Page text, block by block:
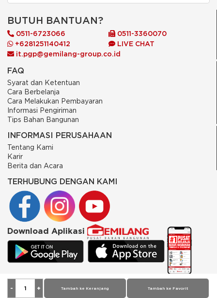
Tambah ke Keranjang Tambah ke Favorit
BUTUH BANTUAN?
0511-6723066
0511-3360070
+6281251140412
LIVE CHAT
it.pgp@gemilang-group.co.id
FAQ
Syarat dan Ketentuan
Cara Berbelanja
Cara Melakukan Pembayaran
Informasi Pengiriman
Tips Bahan Bangunan
INFORMASI PERUSAHAAN
Tentang Kami
Karir
Berita dan Acara
TERHUBUNG DENGAN KAMI
Download Aplikasi
© 2026 PT Putra Gemilang Prima. All rights reserved